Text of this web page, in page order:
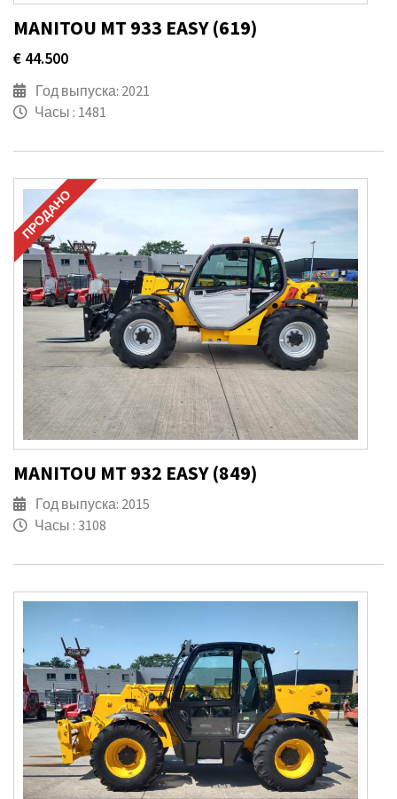
MANITOU MT 933 EASY (619)
€ 44.500
Год выпуска: 2021
Часы : 1481
ПРОДАНО
MANITOU MT 932 EASY (849)
Год выпуска: 2015
Часы : 3108